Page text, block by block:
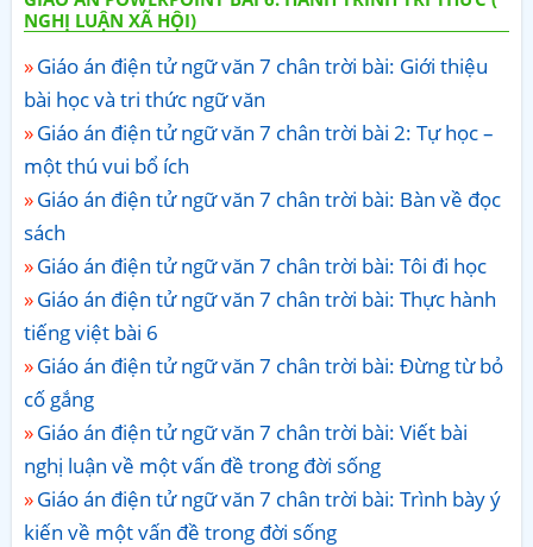
NGHỊ LUẬN XÃ HỘI)
Giáo án điện tử ngữ văn 7 chân trời bài: Giới thiệu
bài học và tri thức ngữ văn
Giáo án điện tử ngữ văn 7 chân trời bài 2: Tự học –
một thú vui bổ ích
Giáo án điện tử ngữ văn 7 chân trời bài: Bàn về đọc
sách
Giáo án điện tử ngữ văn 7 chân trời bài: Tôi đi học
Giáo án điện tử ngữ văn 7 chân trời bài: Thực hành
tiếng việt bài 6
Giáo án điện tử ngữ văn 7 chân trời bài: Đừng từ bỏ
cố gắng
Giáo án điện tử ngữ văn 7 chân trời bài: Viết bài
nghị luận về một vấn đề trong đời sống
Giáo án điện tử ngữ văn 7 chân trời bài: Trình bày ý
kiến về một vấn đề trong đời sống